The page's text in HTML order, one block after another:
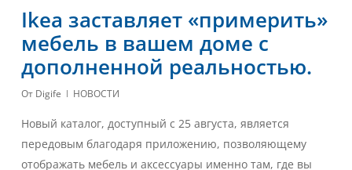
Ikea заставляет «примерить»
мебель в вашем доме с
дополненной реальностью.
От Digife НОВОСТИ
Новый каталог, доступный с 25 августа, является
передовым благодаря приложению, позволяющему
отображать мебель и аксессуары именно там, где вы